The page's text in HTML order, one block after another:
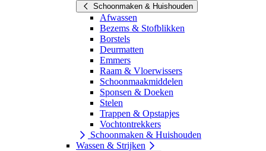
Schoonmaken & Huishouden
Afwassen
Bezems & Stofblikken
Borstels
Deurmatten
Emmers
Raam & Vloerwissers
Schoonmaakmiddelen
Sponsen & Doeken
Stelen
Trappen & Opstapjes
Vochtontrekkers
Schoonmaken & Huishouden
Wassen & Strijken